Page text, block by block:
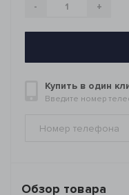
- +
Купить в один
Введите номер
Обзор товара